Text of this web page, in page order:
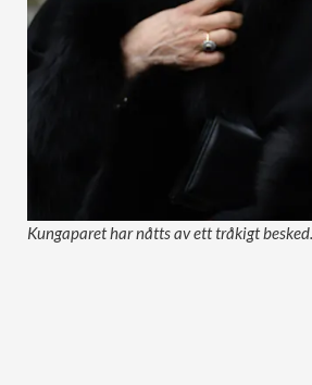
Kungaparet har nåtts av ett tråkigt